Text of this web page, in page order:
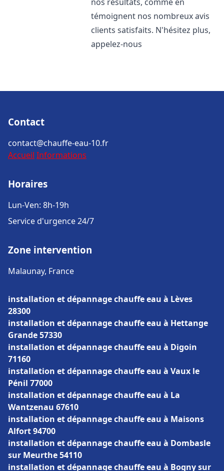
témoignent nos nombreux avis
clients satisfaits. N'hésitez plus,
appelez-nous
Contact
contact@chauffe-eau-10.fr
Accueil Informations
Horaires
Lun-Ven: 8h-19h
Service d'urgence 24/7
Zone intervention
Malaunay, France
installation et dépannage chauffe eau à Lèves
28300
installation et dépannage chauffe eau à Hettange
Grande 57330
installation et dépannage chauffe eau à Digoin
71160
installation et dépannage chauffe eau à Vaux le
Pénil 77000
installation et dépannage chauffe eau à La
Wantzenau 67610
installation et dépannage chauffe eau à Maisons
Alfort 94700
installation et dépannage chauffe eau à Dombasle
sur Meurthe 54110
installation et dépannage chauffe eau à Bogny sur